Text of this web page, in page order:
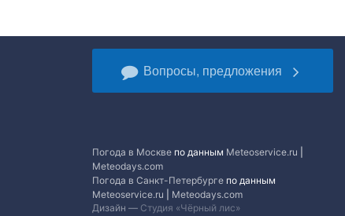
Вопросы, предложения
Погода в Москве по данным Meteoservice.ru
Meteodays.com
Погода в Санкт-Петербурге по данным
Meteoservice.ru
Meteodays.com
Дизайн — Студия «Чёрный лис»